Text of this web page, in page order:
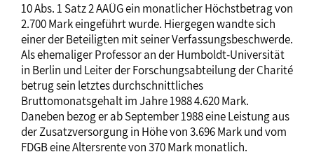
10 Abs. 1 Satz 2 AAÜG ein monatlicher Höchstbetrag von
2.700 Mark eingeführt wurde. Hiergegen wandte sich
einer der Beteiligten mit seiner Verfassungsbeschwerde.
Als ehemaliger Professor an der Humboldt-Universität
in Berlin und Leiter der Forschungsabteilung der Charité
betrug sein letztes durchschnittliches
Bruttomonatsgehalt im Jahre 1988 4.620 Mark.
Daneben bezog er ab September 1988 eine Leistung aus
der Zusatzversorgung in Höhe von 3.696 Mark und vom
FDGB eine Altersrente von 370 Mark monatlich.